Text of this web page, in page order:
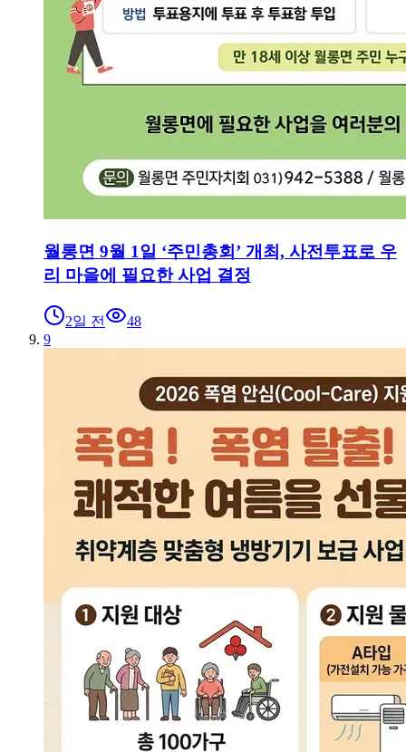
월롱면 9월 1일 ‘주민총회’ 개최, 사전투표로 우
리 마을에 필요한 사업 결정
2일 전
48
9